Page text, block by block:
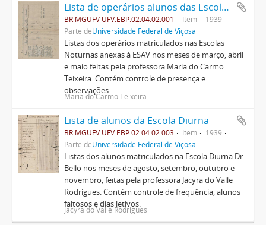
Lista de operários alunos das Escolas Noturnas
BR MGUFV UFV.EBP.02.04.02.001 Item
1939
Parte deUniversidade Federal de Viçosa
Listas dos operários matriculados nas Escolas
Noturnas anexas à ESAV nos meses de março, abril
e maio feitas pela professora Maria do Carmo
Teixeira. Contém controle de presença e
observações.
Maria do Carmo Teixeira
Lista de alunos da Escola Diurna
BR MGUFV UFV.EBP.02.04.02.003 Item
1939
Parte deUniversidade Federal de Viçosa
Listas dos alunos matriculados na Escola Diurna Dr.
Bello nos meses de agosto, setembro, outubro e
novembro, feitas pela professora Jacyra do Valle
Rodrigues. Contém controle de frequência, alunos
faltosos e dias letivos.
Jacyra do Valle Rodrigues